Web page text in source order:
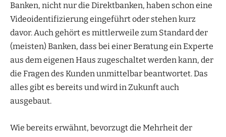
Banken, nicht nur die Direktbanken, haben schon eine
Videoidentifizierung eingeführt oder stehen kurz
davor. Auch gehört es mittlerweile zum Standard der
(meisten) Banken, dass bei einer Beratung ein Experte
aus dem eigenen Haus zugeschaltet werden kann, der
die Fragen des Kunden unmittelbar beantwortet. Das
alles gibt es bereits und wird in Zukunft auch
ausgebaut.
Wie bereits erwähnt, bevorzugt die Mehrheit der